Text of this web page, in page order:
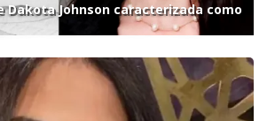
Dakota Johnson caracterizada como